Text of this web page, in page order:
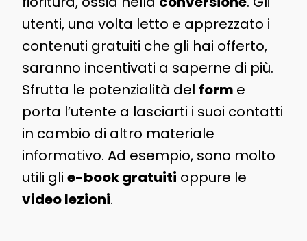
utenti, una volta letto e apprezzato i
contenuti gratuiti che gli hai offerto,
saranno incentivati a saperne di più.
Sfrutta le potenzialità del form e
porta l’utente a lasciarti i suoi contatti
in cambio di altro materiale
informativo. Ad esempio, sono molto
utili gli e-book gratuiti oppure le
video lezioni.